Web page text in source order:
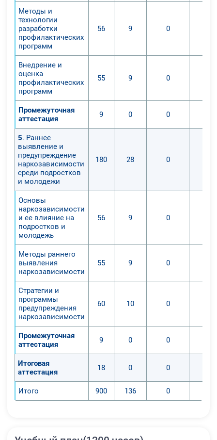
Методы и
технологии
разработки
профилактических
программ
56 9 0
Внедрение и
оценка
профилактических
программ
55 9 0
Промежуточная
аттестация
9 0 0
5. Раннее
выявление и
предупреждение
наркозависимости
среди подростков
и молодежи
180 28 0
Основы
наркозависимости
и ее влияние на
подростков и
молодежь
56 9 0
Методы раннего
выявления
наркозависимости
55 9 0
Стратегии и
программы
предупреждения
наркозависимости
60 10 0
Промежуточная
аттестация
9 0 0
Итоговая
аттестация
18 0 0
Итого 900 136 0